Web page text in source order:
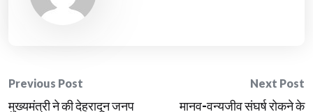
Post
Previous Post
मुख्यमंत्री ने की देहरादून जनप
Next Post
मानव-वन्यजीव संघर्ष रोकने के